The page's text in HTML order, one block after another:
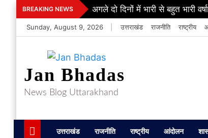
Skip
to
content
BREAKING NEWS अगले दो दिनों में भारी से बहुत भारी
Sunday, August 9, 2026 उत्तराखंड राजनीति राष्ट्रीय
Jan Bhadas
News Blog Uttarakhand
उत्तराखंड राजनीति राष्ट्रीय आंदोलन